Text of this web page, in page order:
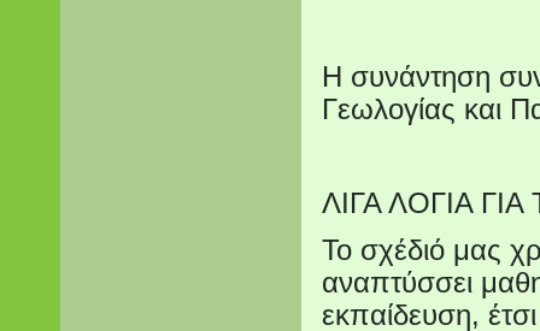
Η συνάντηση
Γεωλογίας και
ΛΙΓΑ ΛΟΓΙΑ
Το σχέδιό μας
αναπτύσσει
εκπαίδευση,